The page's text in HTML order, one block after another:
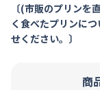
〔(市販のプリンを
く食べたプリンに
せください。〕
商